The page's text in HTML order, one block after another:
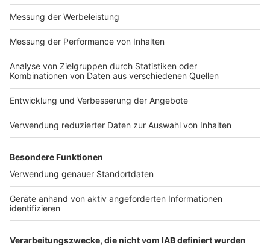
Impressum
Nutzungsbedingungen
Jobs
Presse
Werben
Archiv
ANTENNE BAYERN GROUP
Stiftung ANTENNE BAYERN
hilft
Teilnahmebedingungen
Kontakt
Studio-Hotline
Verkehrs-Hotline
Newsletter